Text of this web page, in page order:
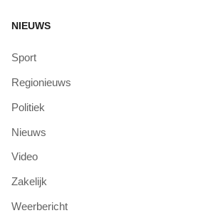
NIEUWS
Sport
Regionieuws
Politiek
Nieuws
Video
Zakelijk
Weerbericht